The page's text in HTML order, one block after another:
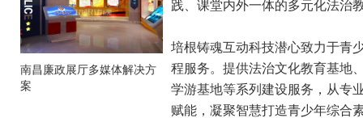
南昌廉政展厅多媒体解决方
案
践、课堂内外一体的多元化法治
培根铸魂互动科技潜心致力于青
程服务。提供法治文化教育基地
学游基地等系列建设服务，从专
赋能，凝聚智慧打造青少年综合